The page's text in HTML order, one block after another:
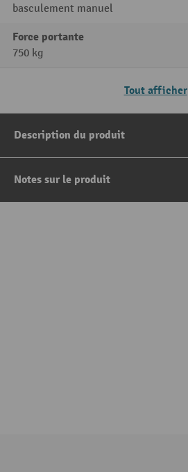
basculement manuel
Force portante
750 kg
Tout afficher
Description du produit
Notes sur le produit